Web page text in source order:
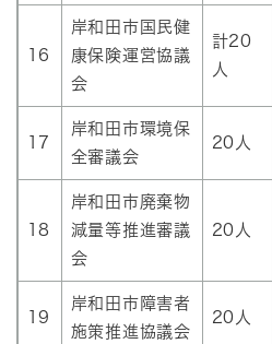
16
岸和田市国民健
康保険運営協議
会
計20
人
17
岸和田市環境保
全審議会
20人
18
岸和田市廃棄物
減量等推進審議
会
20人
19
岸和田市障害者
施策推進協議会
20人